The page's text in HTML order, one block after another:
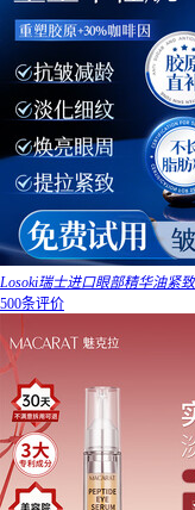
Losoki瑞士进口眼部精华油紧
500条评价